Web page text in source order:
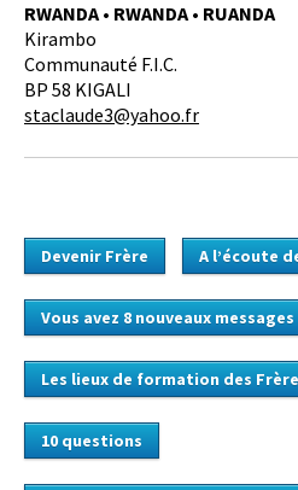
RWANDA • RWANDA • RUANDA
Kirambo
Communauté F.I.C.
BP 58 KIGALI
staclaude3@yahoo.fr
Devenir Frère A l’écoute
Vous avez 8 nouveaux messages
Les lieux de formation des
10 questions